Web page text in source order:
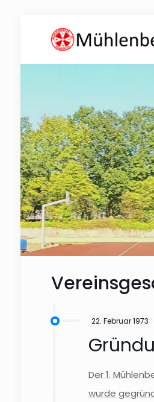
22. Februar 1973
Der 1.
wurde